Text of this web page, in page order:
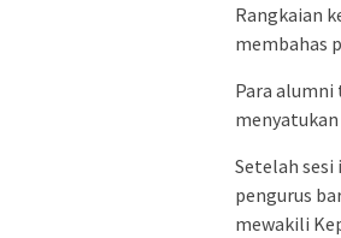
Rangkaian
membahas
Para
Setelah sesi
pengurus
mewakili